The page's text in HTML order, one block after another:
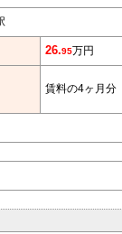
26.95万円
賃料の4ヶ月分